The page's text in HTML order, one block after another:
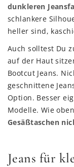
dunkleren
schlankere
heller sind,
Auch solltest Du
auf der Haut
Bootcut Jeans.
geschnittene
Option. Besser
Modelle. Wie
Gesäßtaschen
Jeans für